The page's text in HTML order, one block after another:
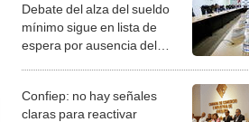
Debate del alza del sueldo
mínimo sigue en lista de
espera por ausencia del
Confiep: no hay señales
claras para reactivar